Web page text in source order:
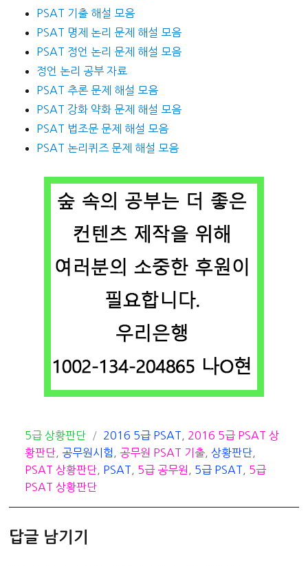
PSAT 기출 해설 모음
PSAT 명제 논리 문제 해설 모음
PSAT 정언 논리 문제 해설 모음
정언 논리 공부 자료
PSAT 추론 문제 해설 모음
PSAT 강화 약화 문제 해설 모음
PSAT 법조문 문제 해설 모음
PSAT 논리퀴즈 문제 해설 모음
카
테
고
리
5급 상황판단
태
그
2016 5급 PSAT
2016 5급 PSAT 상
황판단
공무원시험 공무원 PSAT 기출 ,상황판단
PSAT 상황판단
PSAT 5급 공무원 5급 PSAT
5급
PSAT 상황판단
답글 남기기